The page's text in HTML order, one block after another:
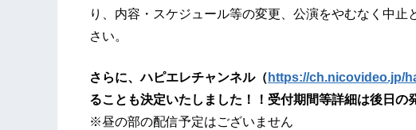
り、内容・スケジュール等の変更、公演をやむなく中
さい。
さらに、ハピエレチャンネル（ https://ch.nicovideo.jp/
ることも決定いたしました！！受付期間等詳細は後日の
※昼の部の配信予定はございません